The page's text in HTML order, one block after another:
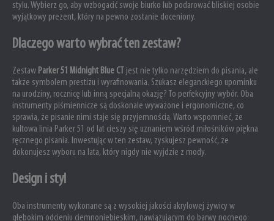
stylu. Wybierz go, aby wzbogacić swoje biurko lub podarować bliskiej osobie
wyjątkowy prezent, który na pewno zostanie doceniony.
Dlaczego warto wybrać ten zestaw?
Zestaw Parker 51 Midnight Blue CT
jest nie tylko narzędziem do pisania, ale
także symbolem prestiżu i wyrafinowania. Szukasz eleganckiego upominku
na urodziny, rocznicę lub inną specjalną okazję? To perfekcyjny wybór. Oba
instrumenty piśmiennicze są doskonale wyważone i ergonomiczne, co
sprawia, że pisanie nimi staje się przyjemnością. Warto wspomnieć, że
kultowa linia Parker 51 od lat cieszy się uznaniem wśród miłośników piękna
ręcznego pisania. Inwestując w ten zestaw, zyskujesz pewność, że
dokonujesz wyboru na lata, który nigdy nie wyjdzie z mody.
Design i styl
Oba instrumenty wykonane są z wysokiej jakości akrylowej żywicy w
głębokim odcieniu ciemnoniebieskim, nawiązującym do barwy nocnego